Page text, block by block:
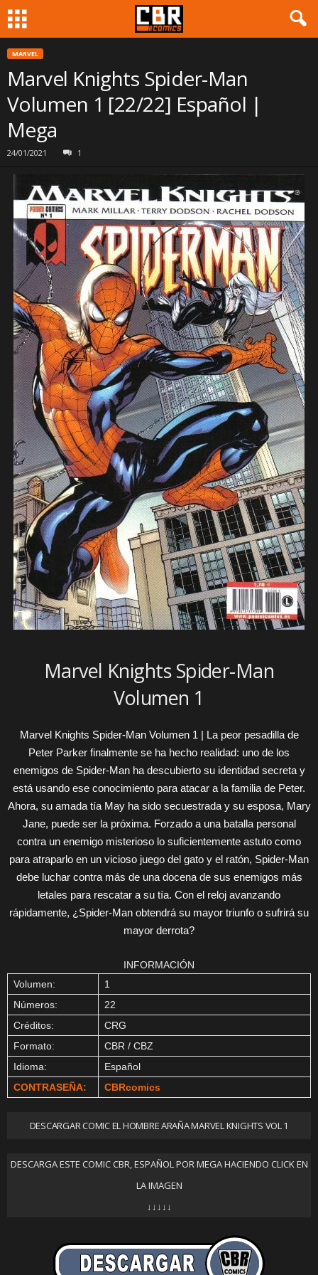
MARVEL
Marvel Knights Spider-Man
Volumen 1 [22/22] Español |
Mega
24/01/2021 1
Marvel Knights Spider-Man
Volumen 1
Marvel Knights Spider-Man Volumen 1 | La peor pesadilla de
Peter Parker finalmente se ha hecho realidad: uno de los
enemigos de Spider-Man ha descubierto su identidad secreta y
está usando ese conocimiento para atacar a la familia de Peter.
Ahora, su amada tía May ha sido secuestrada y su esposa, Mary
Jane, puede ser la próxima. Forzado a una batalla personal
contra un enemigo misterioso lo suficientemente astuto como
para atraparlo en un vicioso juego del gato y el ratón, Spider-Man
debe luchar contra más de una docena de sus enemigos más
letales para rescatar a su tía. Con el reloj avanzando
rápidamente, ¿Spider-Man obtendrá su mayor triunfo o sufrirá su
mayor derrota?
INFORMACIÓN
Volumen:
1
Números:
22
Créditos:
CRG
Formato:
CBR / CBZ
Idioma:
Español
CONTRASEÑA:
CBRcomics
DESCARGAR COMIC EL HOMBRE ARAÑA MARVEL KNIGHTS VOL 1
DESCARGA ESTE COMIC CBR, ESPAÑOL POR MEGA HACIENDO CLICK EN
LA IMAGEN
↓↓↓↓↓